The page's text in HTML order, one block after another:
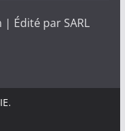
Édité par SARL
.